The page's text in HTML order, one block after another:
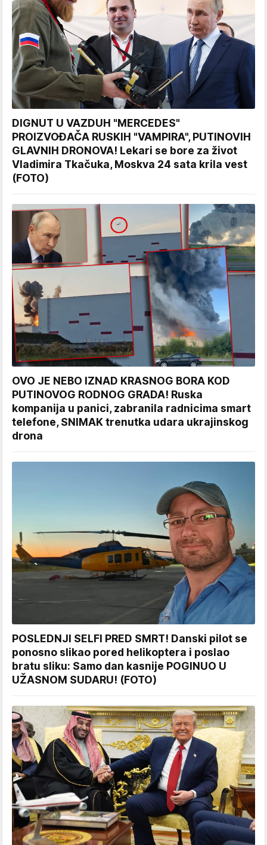
DIGNUT U VAZDUH "MERCEDES"
PROIZVOĐAČA RUSKIH "VAMPIRA", PUTINOVIH
GLAVNIH DRONOVA! Lekari se bore za život
Vladimira Tkačuka, Moskva 24 sata krila vest
(FOTO)
OVO JE NEBO IZNAD KRASNOG BORA KOD
PUTINOVOG RODNOG GRADA! Ruska
kompanija u panici, zabranila radnicima smart
telefone, SNIMAK trenutka udara ukrajinskog
drona
POSLEDNJI SELFI PRED SMRT! Danski pilot se
ponosno slikao pored helikoptera i poslao
bratu sliku: Samo dan kasnije POGINUO U
UŽASNOM SUDARU! (FOTO)